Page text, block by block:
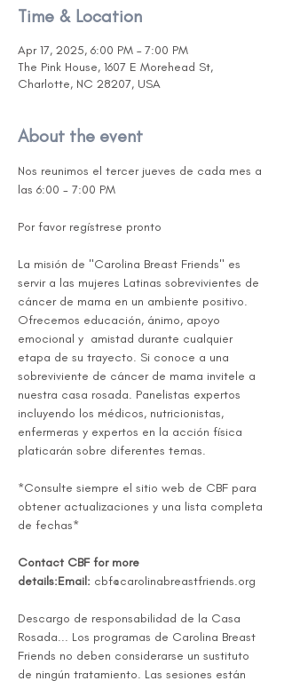
Time & Location
Apr 17, 2025, 6:00 PM – 7:00 PM
The Pink House, 1607 E Morehead St,
Charlotte, NC 28207, USA
About the event
Nos reunimos el tercer jueves de cada mes a
las 6:00 - 7:00 PM
Por favor regístrese pronto
La misión de "Carolina Breast Friends" es
servir a las mujeres Latinas sobrevivientes de
cáncer de mama en un ambiente positivo.
Ofrecemos educación, ánimo, apoyo
emocional y  amistad durante cualquier
etapa de su trayecto. Si conoce a una
sobreviviente de cáncer de mama invitele a
nuestra casa rosada. Panelistas expertos
incluyendo los médicos, nutricionistas,
enfermeras y expertos en la acción física
platicarán sobre diferentes temas.
*Consulte siempre el sitio web de CBF para
obtener actualizaciones y una lista completa
de fechas*
Contact CBF for more
details:Email: cbf@carolinabreastfriends.org
Descargo de responsabilidad de la Casa
Rosada... Los programas de Carolina Breast
Friends no deben considerarse un sustituto
de ningún tratamiento. Las sesiones están